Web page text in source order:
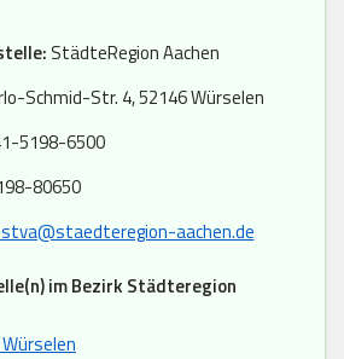
StädteRegion Aachen
Schmid-Str. 4, 52146 Würselen
5198-6500
80650
aachen.de
im Bezirk Städteregion